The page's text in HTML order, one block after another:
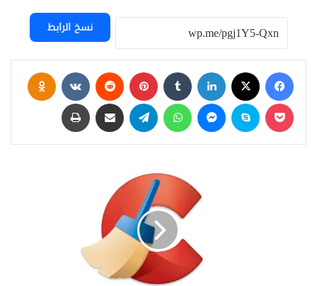
نسخ الرابط
فيسبوك لينكدإن بينتيريست
‫Pocket
سكايب ماسنجر واتساب تيلقرام مشاركة عبر البريد طباعة